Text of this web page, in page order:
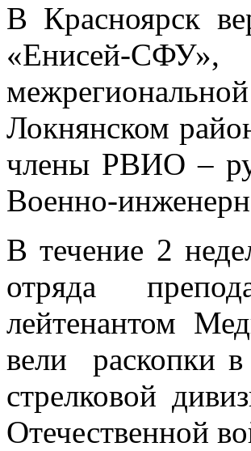
В Красноярск
«Енисей-
Локнянском
члены РВИО –
Военно-
В течение 2
отряда
лейтенантом
вели раскопки
стрелковой
Отечественной